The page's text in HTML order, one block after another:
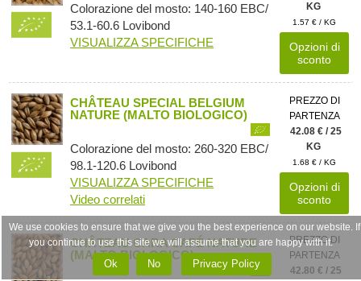
Colorazione del mosto: 140-160 EBC/
53.1-60.6 Lovibond
VISUALIZZA SPECIFICHE
KG
1.57 € / KG
Opzioni di
sconto
CHÂTEAU SPECIAL BELGIUM
NATURE (MALTO BIOLOGICO)
Colorazione del mosto: 260-320 EBC/
98.1-120.6 Lovibond
VISUALIZZA SPECIFICHE
Video correlati
PREZZO DI
PARTENZA
42.08 € / 25
KG
1.68 € / KG
Opzioni di
sconto
CHÂTEAU CARA CAFÉ NATURE
(MALTO BIOLOGICO)
PREZZO DI
PARTENZA
42.80 € / 25
We use cookies to ensure that we give you the best experience on our website. If
you continue to use this site we will assume that you are happy with it.
Ok No Privacy Policy